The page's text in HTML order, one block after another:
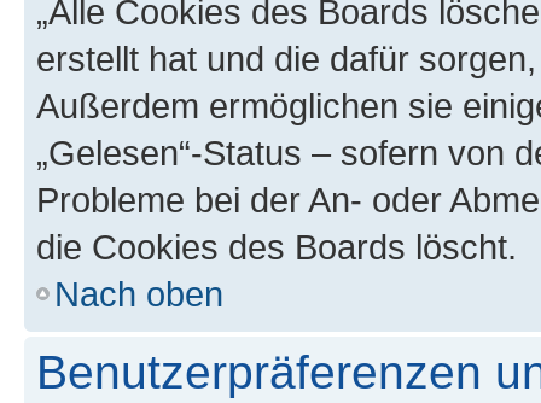
„Alle Cookies des Boards
erstellt hat und die dafür
Außerdem ermöglichen sie
„Gelesen“-Status – sofern von
Probleme bei der An- oder
die Cookies des Boards löscht.
Nach oben
Benutzerpräferenzen